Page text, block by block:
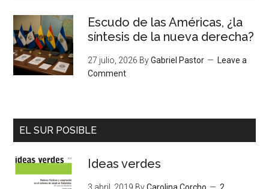
Escudo de las Américas, ¿la
síntesis de la nueva derecha?
27 julio, 2026 ByGabriel Pastor
Leave a
Comment
EL SUR POSIBLE
Ideas verdes